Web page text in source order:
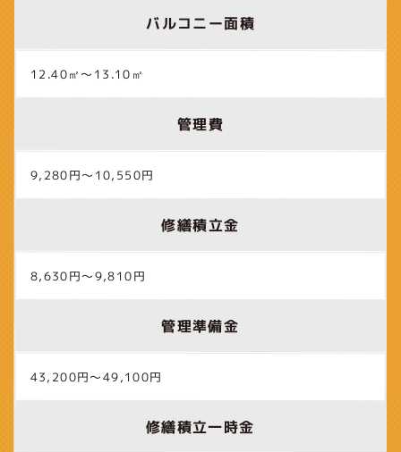
バルコニー面積
12.40㎡～13.10㎡
管理費
9,280円～10,550円
修繕積立金
8,630円～9,810円
管理準備金
43,200円～49,100円
修繕積立一時金